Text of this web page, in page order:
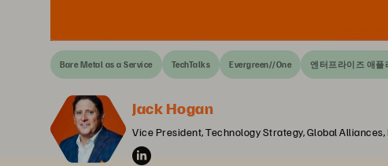
Bare Metal as a Service TechTalks Evergreen//One 엔터프라이즈 애플
Jack Hogan
Vice President, Technology Strategy, Global